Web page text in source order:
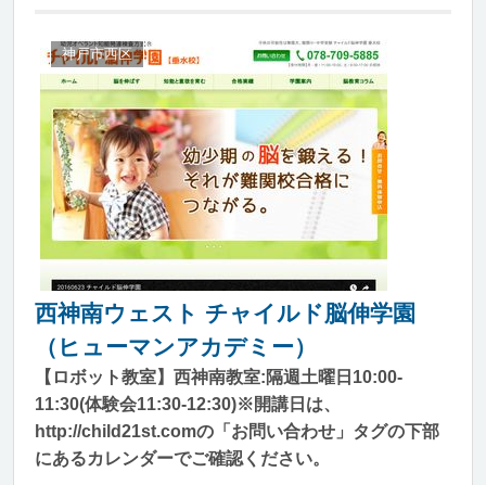
神戸市西区
西神南ウェスト チャイルド脳伸学園
（ヒューマンアカデミー）
【ロボット教室】西神南教室:隔週土曜日10:00-
11:30(体験会11:30-12:30)※開講日は、
http://child21st.comの「お問い合わせ」タグの下部
にあるカレンダーでご確認ください。